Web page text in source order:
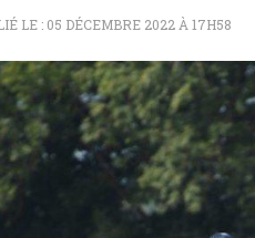
LE : 05 DÉCEMBRE 2022 À 17H58